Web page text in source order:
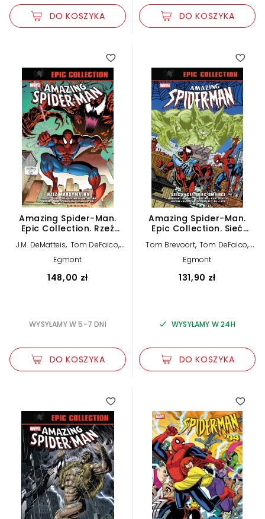
DO KOSZYKA DO KOSZYKA
Amazing Spider-Man.
Epic Collection. Rzeź
J.M. DeMatteis, Tom DeFalco,
David Michelinie
Kavanagh
Egmont
148,00 zł
WYSYŁAMY W 5-7 DNI
DO KOSZYKA
Amazing Spider-Man.
Epic Collection. Sieć
Tom Brevoort, Tom DeFalco,
J.M. DeMatteis
Kanterovich, Todd Dezago
Mark Bagley, Howard Mackie
Terry Kavanagh
Egmont
131,90 zł
WYSYŁAMY W 24H
DO KOSZYKA